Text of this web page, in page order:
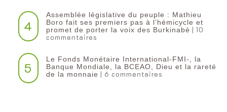
4
Assemblée législative du peuple : Mathieu
Boro fait ses premiers pas à l’hémicycle et
promet de porter la voix des Burkinabè | 10
commentaires
5
Le Fonds Monétaire International-FMI-, la
Banque Mondiale, la BCEAO, Dieu et la rareté
de la monnaie | 6 commentaires